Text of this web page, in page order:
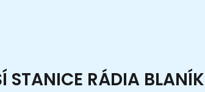
STANICE RÁDIA BLANÍK